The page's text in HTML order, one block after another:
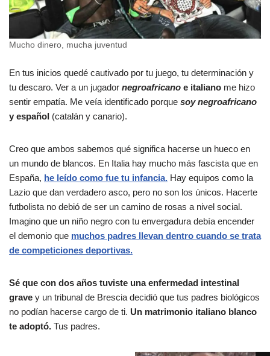
Mucho dinero, mucha juventud
En tus inicios quedé cautivado por tu juego, tu determinación y
tu descaro. Ver a un jugador negroafricano e italiano me hizo
sentir empatía. Me veía identificado porque soy negroafricano
y español (catalán y canario).
Creo que ambos sabemos qué significa hacerse un hueco en
un mundo de blancos. En Italia hay mucho más fascista que en
España, he leído como fue tu infancia. Hay equipos como la
Lazio que dan verdadero asco, pero no son los únicos. Hacerte
futbolista no debió de ser un camino de rosas a nivel social.
Imagino que un niño negro con tu envergadura debía encender
el demonio que muchos padres llevan dentro cuando se trata
de competiciones deportivas.
Sé que con dos años tuviste una enfermedad intestinal
grave y un tribunal de Brescia decidió que tus padres biológicos
no podían hacerse cargo de ti. Un matrimonio italiano blanco
te adoptó. Tus padres.